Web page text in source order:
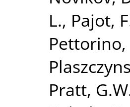
L., Pajot,
Pettorino,
Pratt,